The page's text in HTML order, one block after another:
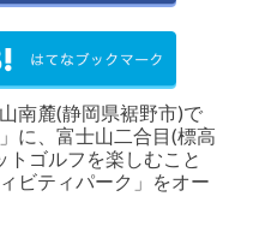
南麓(静岡県裾野市)で
に、富士山二合目(標高
トゴルフを楽しむこと
ビティパーク」をオー